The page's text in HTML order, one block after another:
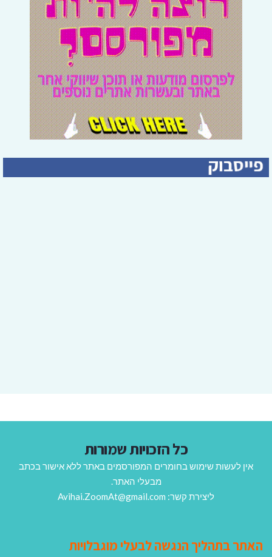
כל הזכויות שמורות
אין לעשות שימוש בחומרים המפורסמים באתר ללא אישור בכתב
מבעלי האתר.
ליצירת קשר: Avihai.ZoomAt@gmail.com
האתר בתהליך הנגשה לבעלי מוגבלויות